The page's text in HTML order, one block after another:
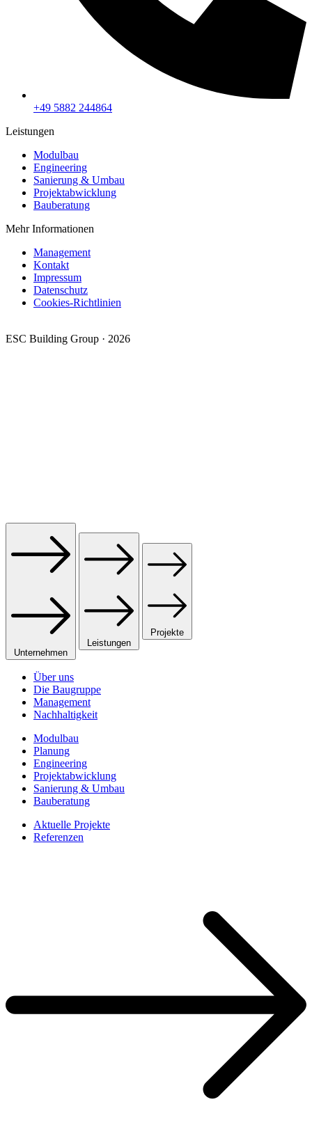
+49 5882 244864
Leistungen
Modulbau
Engineering
Sanierung & Umbau
Projektabwicklung
Bauberatung
Mehr Informationen
Management
Kontakt
Impressum
Datenschutz
Cookies-Richtlinien
ESC Building Group · 2026
Unternehmen
Leistungen
Projekte
Über uns
Die Baugruppe
Management
Nachhaltigkeit
Modulbau
Planung
Engineering
Projekt­abwicklung
Sanierung & Umbau
Bauberatung
Aktuelle Projekte
Referenzen